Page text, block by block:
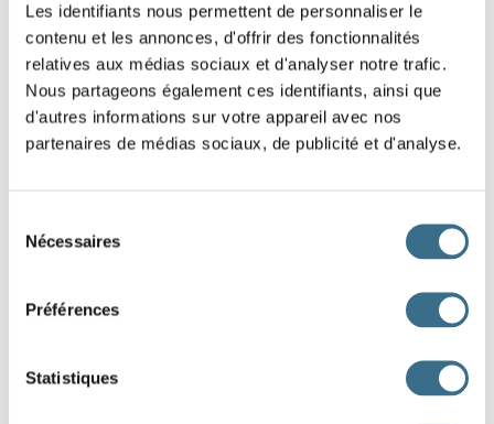
Les identifiants nous permettent de personnaliser le
contenu et les annonces, d'offrir des fonctionnalités
relatives aux médias sociaux et d'analyser notre trafic.
Nous partageons également ces identifiants, ainsi que
d'autres informations sur votre appareil avec nos
partenaires de médias sociaux, de publicité et d'analyse.
Nécessaires
Préférences
Statistiques
Indice : Chiffre
I S X
DONE!